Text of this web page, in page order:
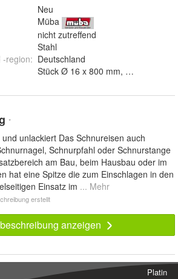
Neu
Müba
nicht zutreffend
Stahl
-region: Deutschland
*
unlackiert Das Schnureisen auch
Schnurpfahl oder Schnurstange
am Bau, beim Hausbau oder im
hat eine Spitze die zum Einschlagen in den
Einsatz im ... Mehr
erstellt
anzeigen
Platin